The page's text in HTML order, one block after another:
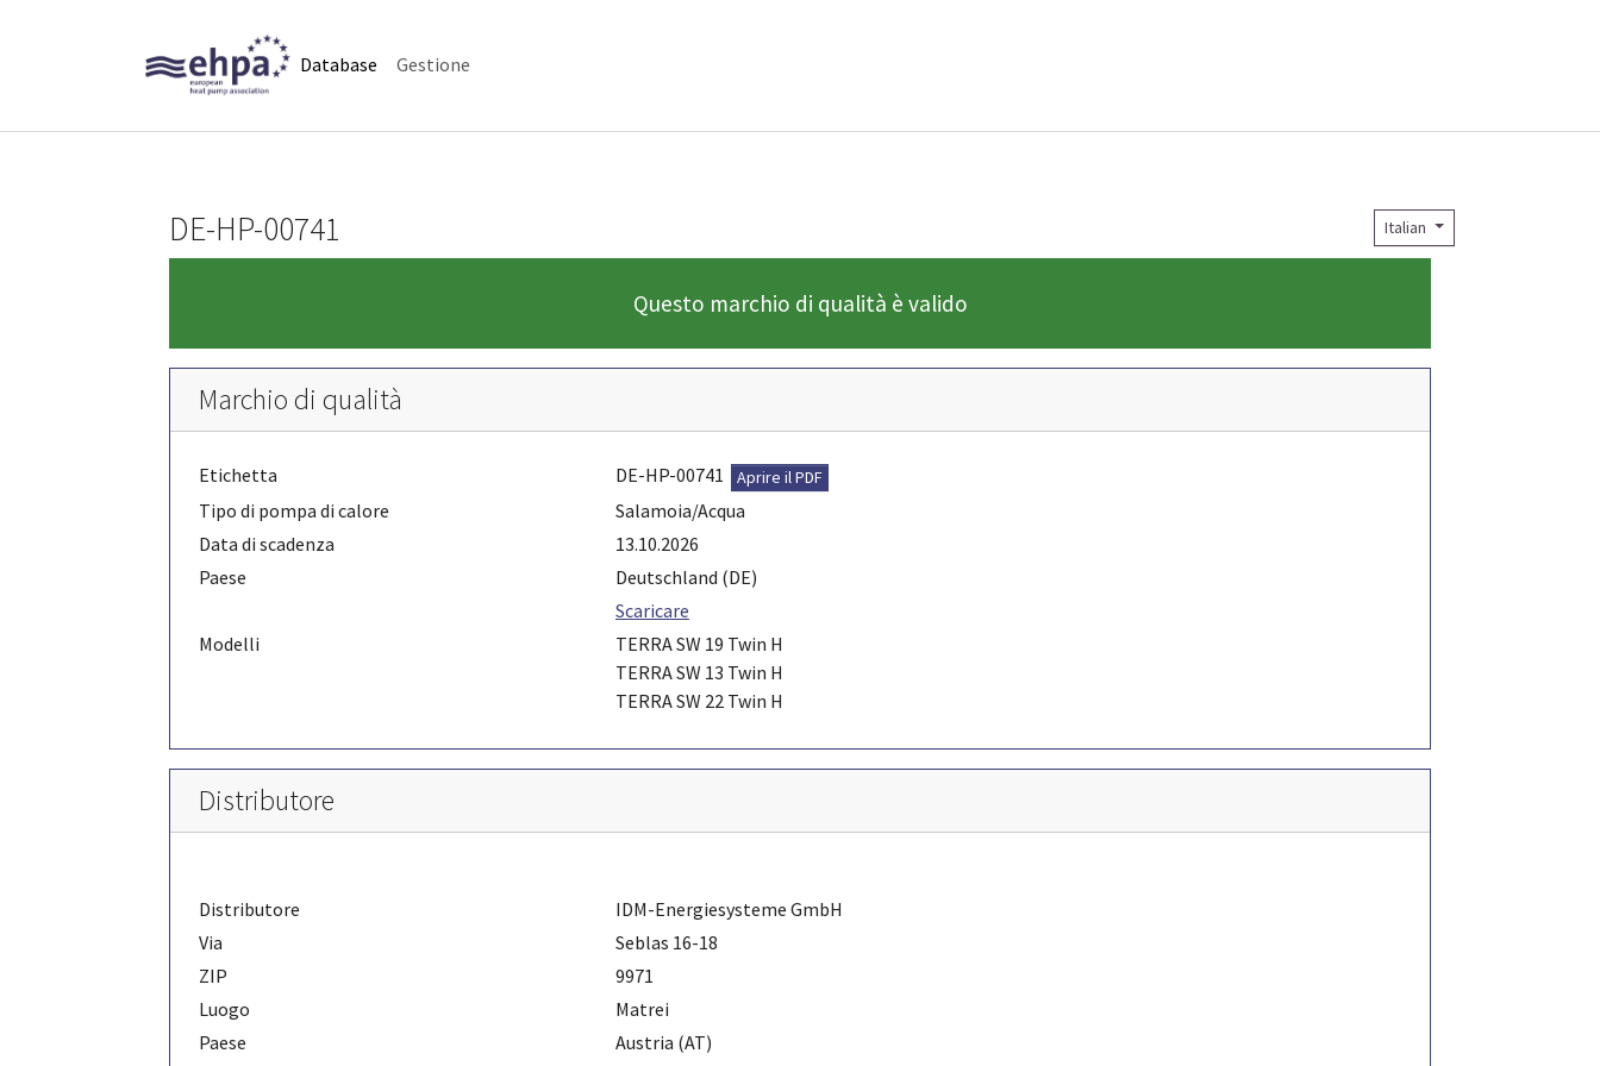
Database(current)
Gestione
Italian
DE-HP-00741
Questo marchio di qualità è valido
Marchio di qualità
Etichetta DE-HP-00741 Aprire il PDF
Tipo di pompa di calore
Salamoia/Acqua
Data di scadenza
13.10.2026
Paese
Deutschland (DE)
Scaricare
Modelli
TERRA SW 19 Twin H
TERRA SW 13 Twin H
TERRA SW 22 Twin H
Distributore
Distributore
IDM-Energiesysteme GmbH
Via
Seblas 16-18
ZIP
9971
Luogo
Matrei
Paese
Austria (AT)